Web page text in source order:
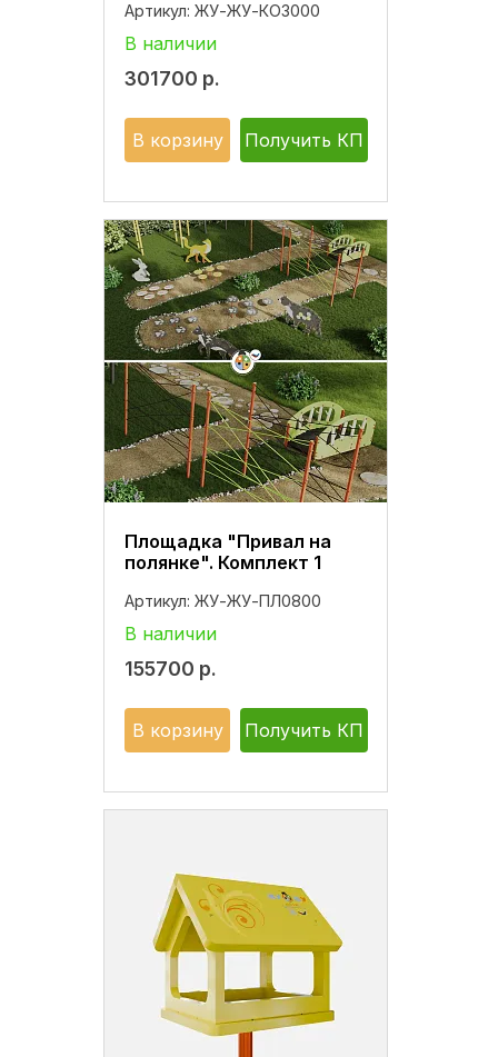
Артикул: ЖУ-ЖУ-КО3000
В наличии
301700 р.
В корзину Получить КП
Площадка "Привал на
полянке". Комплект 1
Артикул: ЖУ-ЖУ-ПЛ0800
В наличии
155700 р.
В корзину Получить КП